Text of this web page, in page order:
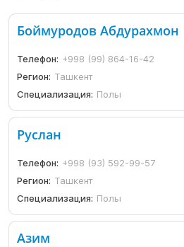
Боймуродов Абдурахмон
Телефон: +998 (99) 864-16-42
Регион: Ташкент
Специализация: Полы
Руслан
Телефон: +998 (93) 592-99-57
Регион: Ташкент
Специализация: Полы
Азим